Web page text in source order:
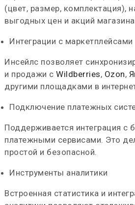
(цвет, размер, комплектация),
выгодных цен и акций
Интеграции с маркетплейсами
Инсейлс позволяет
и продажи сWildberries, Ozon,
другими площадками в
Подключение платежных
Поддерживается интеграция с
платежными сервисами. Это
простой и безопасной.
Инструменты аналитики
Встроенная статистика и